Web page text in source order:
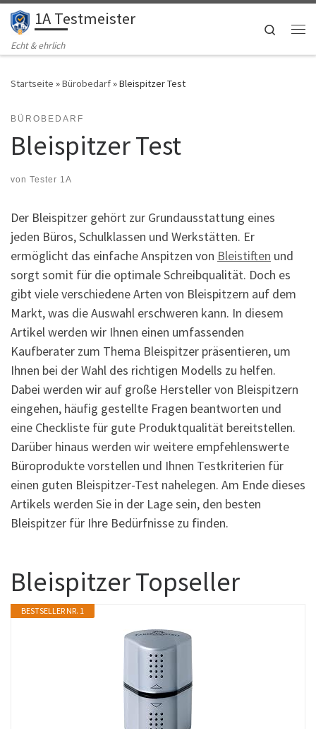
Zum Inhalt springen
1A Testmeister
Echt & ehrlich
Search
Startseite »Bürobedarf»Bleispitzer Test
BÜROBEDARF
Bleispitzer Test
von Tester 1A
Der Bleispitzer gehört zur Grundausstattung eines
jeden Büros, Schulklassen und Werkstätten. Er
ermöglicht das einfache Anspitzen von Bleistiften und
sorgt somit für die optimale Schreibqualität. Doch es
gibt viele verschiedene Arten von Bleispitzern auf dem
Markt, was die Auswahl erschweren kann. In diesem
Artikel werden wir Ihnen einen umfassenden
Kaufberater zum Thema Bleispitzer präsentieren, um
Ihnen bei der Wahl des richtigen Modells zu helfen.
Dabei werden wir auf große Hersteller von Bleispitzern
eingehen, häufig gestellte Fragen beantworten und
eine Checkliste für gute Produktqualität bereitstellen.
Darüber hinaus werden wir weitere empfehlenswerte
Büroprodukte vorstellen und Ihnen Testkriterien für
einen guten Bleispitzer-Test nahelegen. Am Ende dieses
Artikels werden Sie in der Lage sein, den besten
Bleispitzer für Ihre Bedürfnisse zu finden.
Bleispitzer Topseller
BESTSELLER NR. 1